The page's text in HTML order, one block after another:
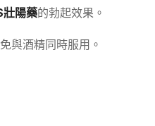
壯陽藥的勃起效果。
與酒精同時服用。